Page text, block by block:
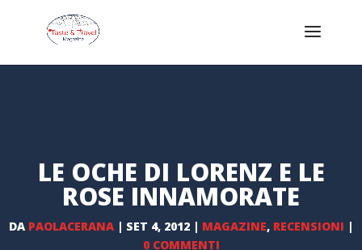
LE OCHE DI LORENZ E LE
ROSE INNAMORATE
DA PAOLACERANA | SET 4, 2012 | MAGAZINE, RECENSIONI |
0 COMMENTI